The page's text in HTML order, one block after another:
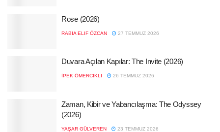
Rose (2026)
RABIA ELIF ÖZCAN 27 TEMMUZ 2026
Duvara Açılan Kapılar: The Invite (2026)
İPEK ÖMERCIKLI 26 TEMMUZ 2026
Zaman, Kibir ve Yabancılaşma: The Odyssey
(2026)
YAŞAR GÜLVEREN 23 TEMMUZ 2026